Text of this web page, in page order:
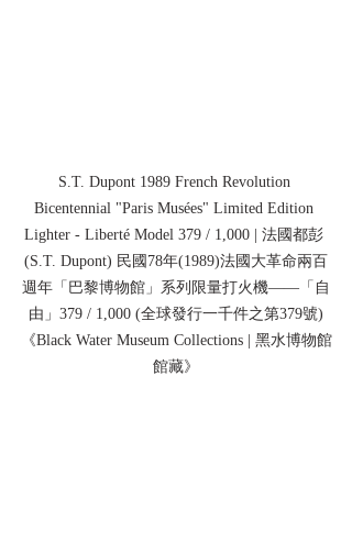
S.T. Dupont 1989 French Revolution
Bicentennial "Paris Musées" Limited Edition
Lighter - Liberté Model 379 / 1,000 | 法國都彭
(S.T. Dupont) 民國78年(1989)法國大革命兩百
週年「巴黎博物館」系列限量打火機——「自
由」379 / 1,000 (全球發行一千件之第379號)
《Black Water Museum Collections | 黑水博物館
館藏》